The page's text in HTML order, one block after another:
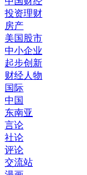
投资理财
房产
美国股市
中小企业
起步创新
财经人物
国际
中国
东南亚
言论
社论
评论
交流站